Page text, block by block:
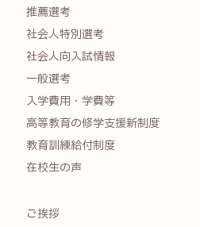
推薦選考
社会人特別選考
社会人向入試情報
一般選考
入学費用・学費等
高等教育の修学支援新制度
教育訓練給付制度
在校生の声
ご挨拶